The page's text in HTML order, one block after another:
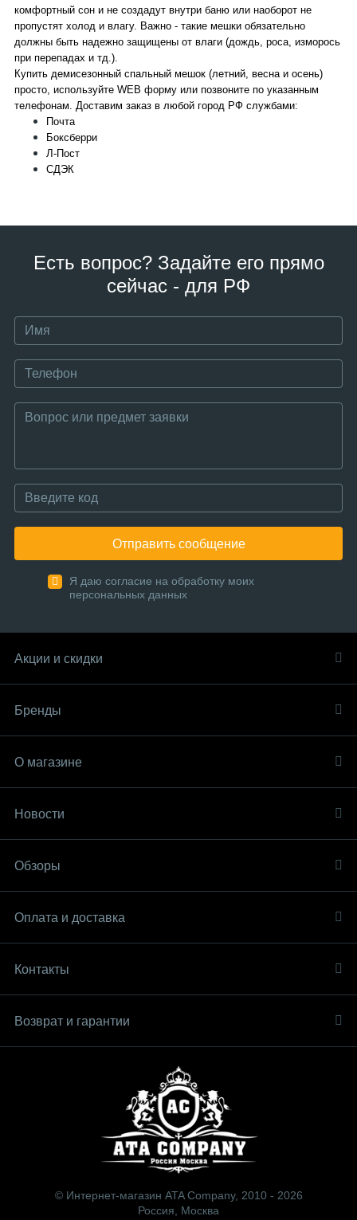
комфортный сон и не создадут внутри баню или наоборот не
пропустят холод и влагу. Важно - такие мешки обязательно
должны быть надежно защищены от влаги (дождь, роса, изморось
при перепадах и тд.).
Купить демисезонный спальный мешок (летний, весна и осень)
просто, используйте WEB форму или позвоните по указанным
телефонам. Доставим заказ в любой город РФ службами:
Почта
Боксберри
Л-Пост
СДЭК
Есть вопрос? Задайте его прямо
сейчас - для РФ
Отправить сообщение
Я даю согласие на обработку моих
персональных данных
Акции и скидки
Бренды
О магазине
Новости
Обзоры
Оплата и доставка
Контакты
Возврат и гарантии
© Интернет-магазин ATA Company, 2010 - 2026
Россия, Москва